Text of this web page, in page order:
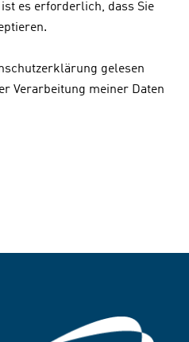
es erforderlich, dass Sie
gelesen
Verarbeitung meiner Daten